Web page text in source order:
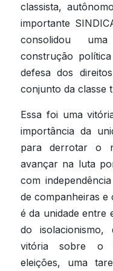
classista,
importante
consolidou
construção
defesa dos
conjunto da classe
Essa foi uma
importância da
para derrotar o
avançar na luta
com
de companheiras e
é da unidade entre
do
vitória sobre o
eleições, uma